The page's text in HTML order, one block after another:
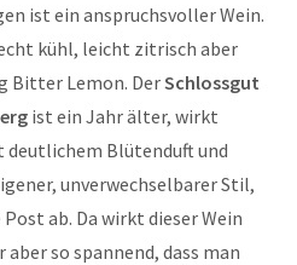
ist ein anspruchsvoller Wein.
kühl, leicht zitrisch aber
Bitter Lemon. DerSchlossgut
ist ein Jahr älter, wirkt
Blütenduft und
unverwechselbarer Stil,
ab. Da wirkt dieser Wein
so spannend, dass man